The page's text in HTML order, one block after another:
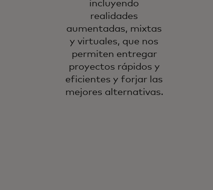
incluyendo
realidades
aumentadas, mixtas
y virtuales, que nos
permiten entregar
proyectos rápidos y
eficientes y forjar las
mejores alternativas.